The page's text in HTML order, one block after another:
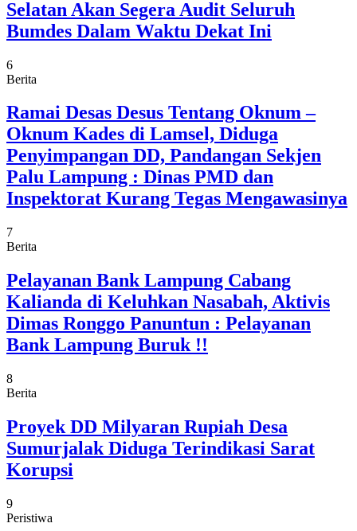
Selatan Akan Segera Audit Seluruh
Bumdes Dalam Waktu Dekat Ini
6
Berita
Ramai Desas Desus Tentang Oknum –
Oknum Kades di Lamsel, Diduga
Penyimpangan DD, Pandangan Sekjen
Palu Lampung : Dinas PMD dan
Inspektorat Kurang Tegas Mengawasinya
7
Berita
Pelayanan Bank Lampung Cabang
Kalianda di Keluhkan Nasabah, Aktivis
Dimas Ronggo Panuntun : Pelayanan
Bank Lampung Buruk !!
8
Berita
Proyek DD Milyaran Rupiah Desa
Sumurjalak Diduga Terindikasi Sarat
Korupsi
9
Peristiwa